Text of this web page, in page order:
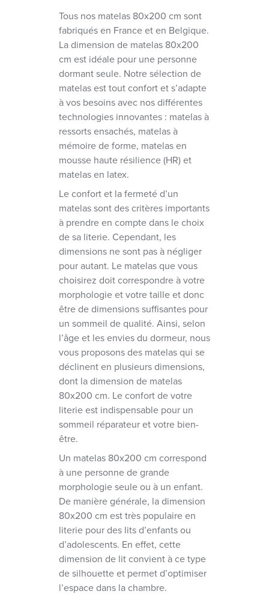
Tous nos matelas 80x200 cm sont
fabriqués en France et en Belgique.
La dimension de matelas 80x200
cm est idéale pour une personne
dormant seule. Notre sélection de
matelas est tout confort et s’adapte
à vos besoins avec nos différentes
technologies innovantes : matelas à
ressorts ensachés, matelas à
mémoire de forme, matelas en
mousse haute résilience (HR) et
matelas en latex.
Le confort et la fermeté d’un
matelas sont des critères importants
à prendre en compte dans le choix
de sa literie. Cependant, les
dimensions ne sont pas à négliger
pour autant. Le matelas que vous
choisirez doit correspondre à votre
morphologie et votre taille et donc
être de dimensions suffisantes pour
un sommeil de qualité. Ainsi, selon
l’âge et les envies du dormeur, nous
vous proposons des matelas qui se
déclinent en plusieurs dimensions,
dont la dimension de matelas
80x200 cm. Le confort de votre
literie est indispensable pour un
sommeil réparateur et votre bien-
être.
Un matelas 80x200 cm correspond
à une personne de grande
morphologie seule ou à un enfant.
De manière générale, la dimension
80x200 cm est très populaire en
literie pour des lits d’enfants ou
d’adolescents. En effet, cette
dimension de lit convient à ce type
de silhouette et permet d’optimiser
l’espace dans la chambre.